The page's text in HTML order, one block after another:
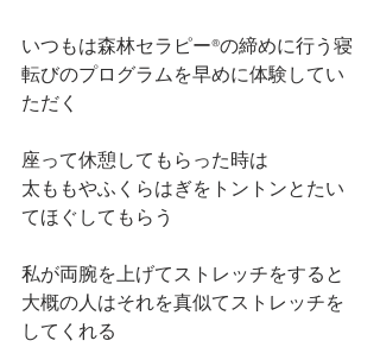
いつもは森林セラピー®︎の締めに行う寝
転びのプログラムを早めに体験してい
ただく
座って休憩してもらった時は
太ももやふくらはぎをトントンとたい
てほぐしてもらう
私が両腕を上げてストレッチをすると
大概の人はそれを真似てストレッチを
してくれる